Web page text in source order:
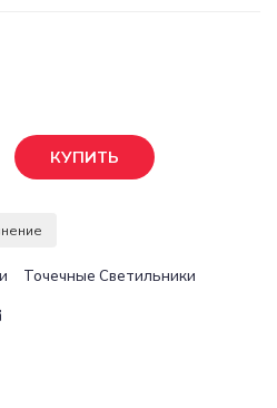
КУПИТЬ
Точечные Светильники